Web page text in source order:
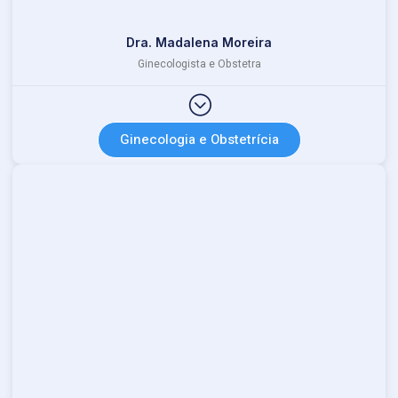
Dra. Madalena Moreira
Ginecologista e Obstetra
Ginecologia e Obstetrícia